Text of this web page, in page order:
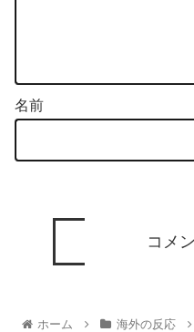
名前
ホーム 海外の反応